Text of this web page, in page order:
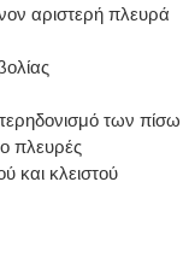
αριστερή πλευρά
των πίσω
πλευρές
και κλειστού